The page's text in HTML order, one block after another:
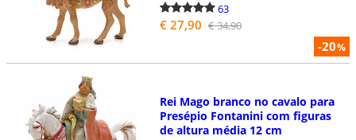
-20%
63
€ 27,90 € 34,90
Rei Mago branco no cavalo para
Presépio Fontanini com figuras
de altura média 12 cm